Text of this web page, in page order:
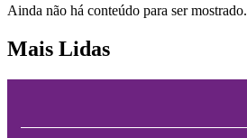
Ainda não há conteúdo para ser mostrado.
Mais Lidas